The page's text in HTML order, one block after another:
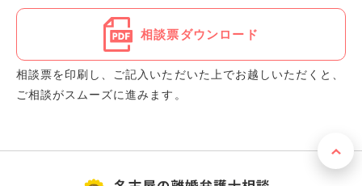
相談票ダウンロード
相談票を印刷し、ご記入いただいた上でお越しいただくと、
ご相談がスムーズに進みます。